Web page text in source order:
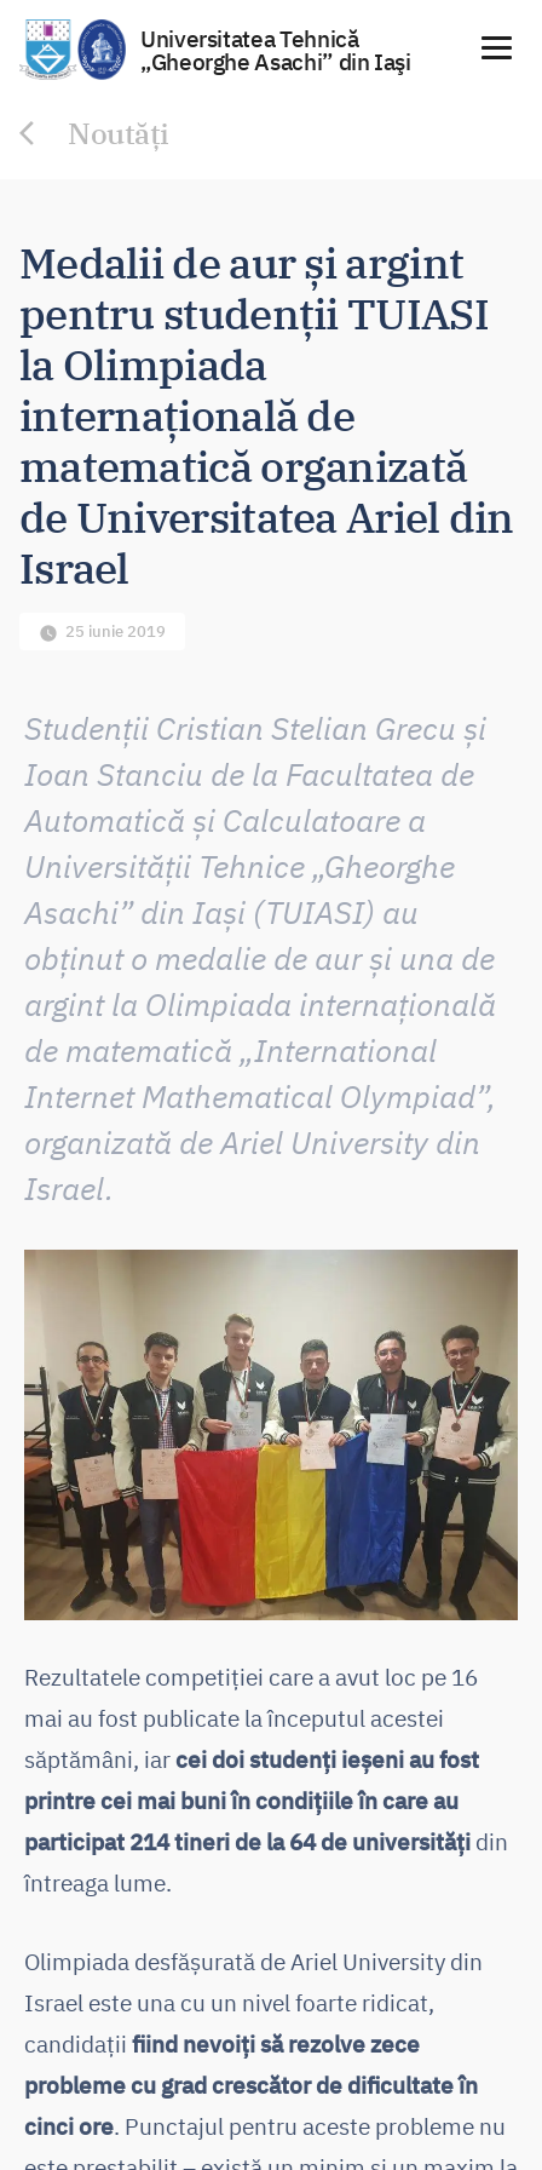
Universitatea Tehnică
„Gheorghe Asachi” din Iaşi
Noutăți
Medalii de aur și argint
pentru studenții TUIASI
la Olimpiada
internațională de
matematică organizată
de Universitatea Ariel din
Israel
25 iunie 2019
Studenții Cristian Stelian Grecu și
Ioan Stanciu de la Facultatea de
Automatică și Calculatoare a
Universității Tehnice „Gheorghe
Asachi” din Iași (TUIASI) au
obținuto medalie de aur și una de
argint la Olimpiada internațională
de matematică „International
Internet Mathematical Olympiad”,
organizată de Ariel University din
Israel.
Rezultatele competiției care a avut loc pe 16
mai au fost publicate la începutul acestei
săptămâni, iarcei doi studenți ieșeni au fost
printre cei mai buni în condițiile în care au
participat 214 tineri de la 64 de universități din
întreaga lume.
Olimpiada desfășurată de Ariel University din
Israel este una cu un nivel foarte ridicat,
candidații fiind nevoiți să rezolve zece
probleme cu grad crescător de dificultate în
cinci ore. Punctajul pentru aceste probleme nu